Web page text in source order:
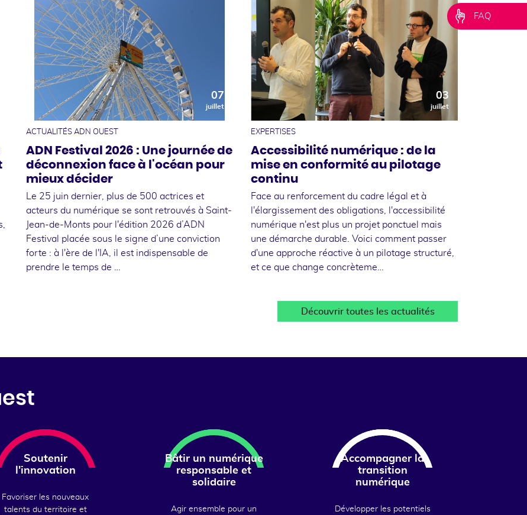
FAQ
07
juillet
ACTUALITÉS ADN OUEST
ADN Festival 2026 : Une journée de
déconnexion face à l'océan pour
mieux décider
Le 25 juin dernier, plus de 500 actrices et
acteurs du numérique se sont retrouvés à Saint-
Jean-de-Monts pour l'édition 2026 d’ADN
Festival placée sous le signe d’une conviction
forte : à l'ère de l'IA, il est indispensable de
prendre le temps de …
03
juillet
EXPERTISES
Accessibilité numérique : de la
mise en conformité au pilotage
continu
Face au renforcement du cadre légal et à
l'élargissement des obligations, l'accessibilité
numérique n'est plus un projet ponctuel mais
une démarche durable. Voici comment passer
d'une approche réactive à un pilotage structuré,
et ce que change concrèteme…
Découvrir toutes les actualités
Soutenir
l'innovation
Favoriser les nouveaux
talents du territoire et
Bâtir un numérique
responsable et
solidaire
Agir ensemble pour un
Accompagner la
transition
numérique
Développer les potentiels